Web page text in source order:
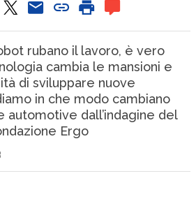
rubano il lavoro, è vero
cambia le mansioni e
di sviluppare nuove
in che modo cambiano
dall’indagine del
Ergo